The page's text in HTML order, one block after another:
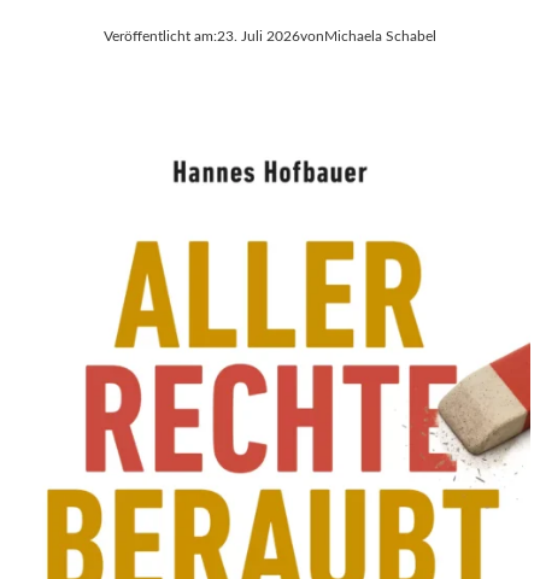
Veröffentlicht am:23. Juli 2026von Michaela Schabel